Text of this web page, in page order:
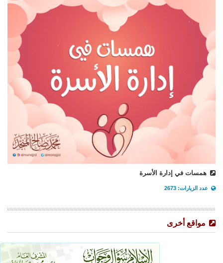
همسات في إدارة الأسرة
عدد الزيارات: 2673
مواقع أخرى